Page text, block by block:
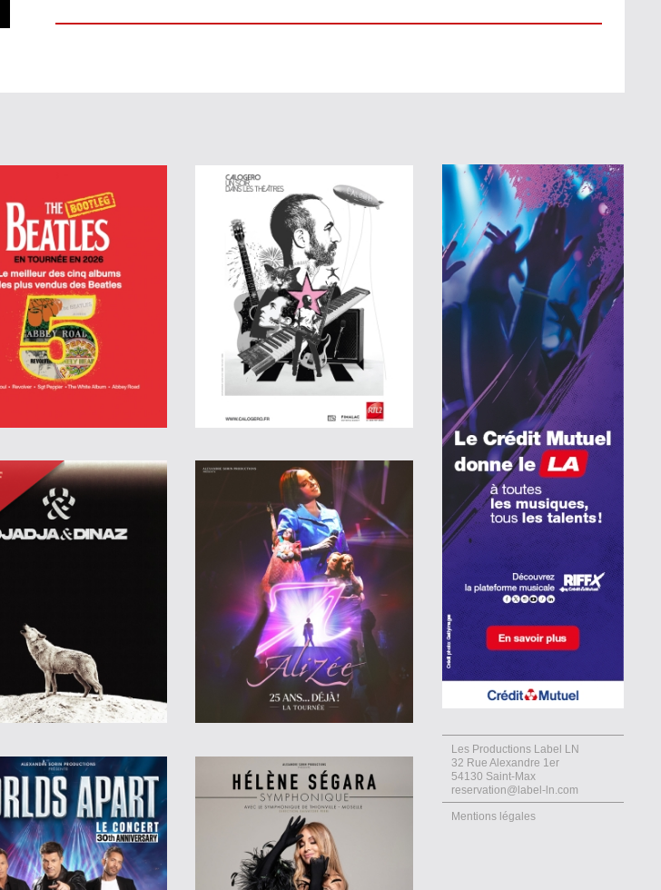
Les Productions Label LN
32 Rue Alexandre 1er
54130 Saint-Max
reservation@label-ln.com
Mentions légales